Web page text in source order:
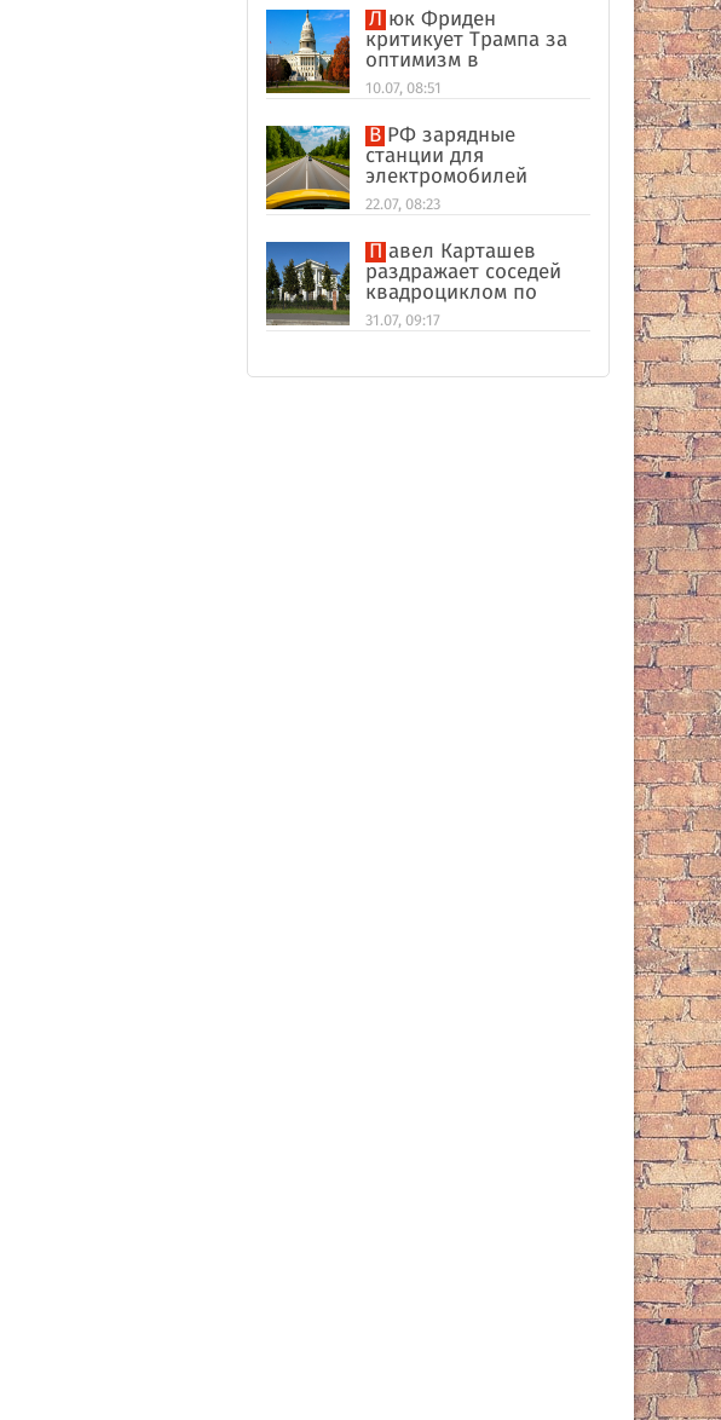
Люк Фриден
критикует Трампа за
оптимизм в
переговорах между
Москвой и Киевом
10.07, 08:51
В РФ зарядные
станции для
электромобилей
оказались на грани
перегрузки
22.07, 08:23
Павел Карташев
раздражает соседей
квадроциклом по
выходным под Тверью
31.07, 09:17